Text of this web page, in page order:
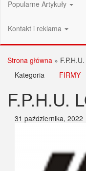
Popularne Artykuły
Kontakt i reklama
Strona główna »
Kategoria
FIRMY
F.P.H.U.
31 października, 2022